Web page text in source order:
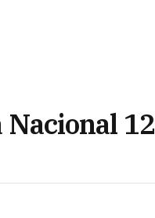
Nacional 12